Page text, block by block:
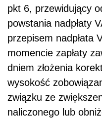
pkt 6, przewidujący
powstania nadpłaty
przepisem nadpłata
momencie zapłaty
dniem złożenia
wysokość
związku ze
naliczonego lub